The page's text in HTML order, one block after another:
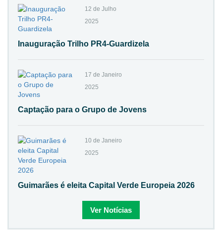
12 de Julho
2025
Inauguração Trilho PR4-Guardizela
17 de Janeiro
2025
Captação para o Grupo de Jovens
10 de Janeiro
2025
Guimarães é eleita Capital Verde Europeia 2026
Ver Notícias